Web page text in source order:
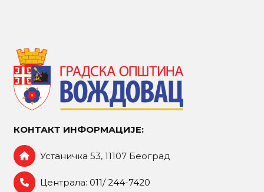
КОНТАКТ ИНФОРМАЦИЈЕ:
Устаничка 53, 11107 Београд
Централа: 011/ 244-7420